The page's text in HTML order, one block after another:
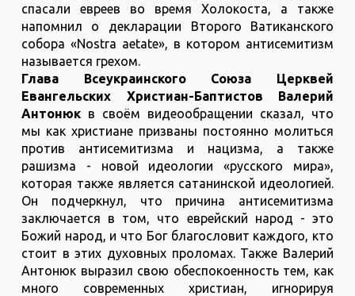
спасали евреев во время Холокоста, а также
напомнил о декларации Второго Ватиканского
собора «Nostra aetate», в котором антисемитизм
называется грехом.
Глава Всеукраинского Союза Церквей
Евангельских Христиан-Баптистов Валерий
Антонюкв своём видеообращении сказал, что
мы как христиане призваны постоянно молиться
против антисемитизма и нацизма, а также
рашизма - новой идеологии «русского мира»,
которая также является сатанинской идеологией.
Он подчеркнул, что причина антисемитизма
заключается в том, что еврейский народ - это
Божий народ, и что Бог благословит каждого, кто
стоит в этих духовных проломах. Также Валерий
Антонюк выразил свою обеспокоенность тем, как
много современных христиан, игнорируя